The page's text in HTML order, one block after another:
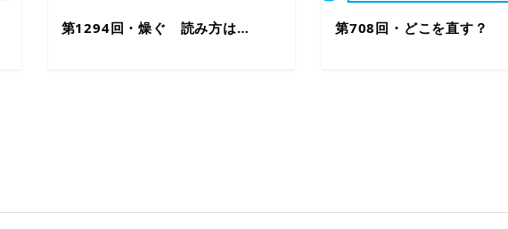
第1294回・燥ぐ 読み方は… 第708回・どこを直す？